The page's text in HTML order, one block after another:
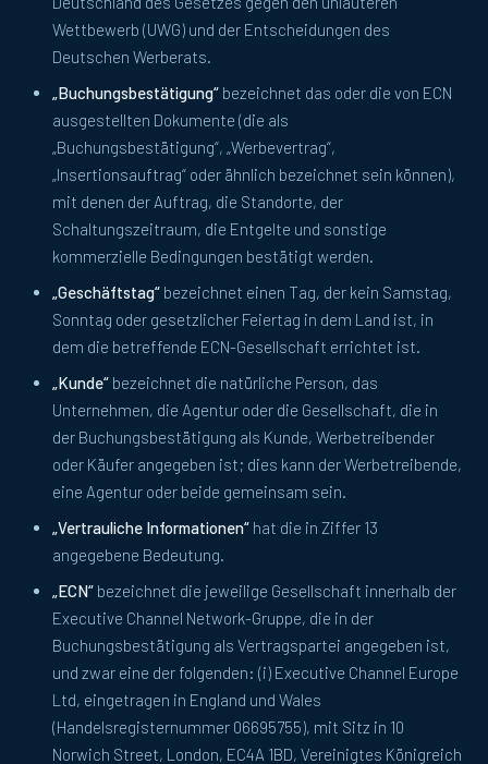
Wettbewerb (UWG) und der Entscheidungen des
Deutschen Werberats.
„Buchungsbestätigung“ bezeichnet das oder die von ECN
ausgestellten Dokumente (die als
„Buchungsbestätigung“, „Werbevertrag“,
„Insertionsauftrag“ oder ähnlich bezeichnet sein können),
mit denen der Auftrag, die Standorte, der
Schaltungszeitraum, die Entgelte und sonstige
kommerzielle Bedingungen bestätigt werden.
„Geschäftstag“ bezeichnet einen Tag, der kein Samstag,
Sonntag oder gesetzlicher Feiertag in dem Land ist, in
dem die betreffende ECN-Gesellschaft errichtet ist.
„Kunde“ bezeichnet die natürliche Person, das
Unternehmen, die Agentur oder die Gesellschaft, die in
der Buchungsbestätigung als Kunde, Werbetreibender
oder Käufer angegeben ist; dies kann der Werbetreibende,
eine Agentur oder beide gemeinsam sein.
„Vertrauliche Informationen“ hat die in Ziffer 13
angegebene Bedeutung.
„ECN“ bezeichnet die jeweilige Gesellschaft innerhalb der
Executive Channel Network-Gruppe, die in der
Buchungsbestätigung als Vertragspartei angegeben ist,
und zwar eine der folgenden: (i) Executive Channel Europe
Ltd, eingetragen in England und Wales
(Handelsregisternummer 06695755), mit Sitz in 10
Norwich Street, London, EC4A 1BD, Vereinigtes Königreich